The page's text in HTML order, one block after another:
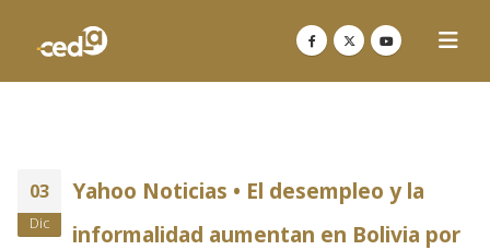
03
Dic
Yahoo Noticias • El desempleo y la
informalidad aumentan en Bolivia por